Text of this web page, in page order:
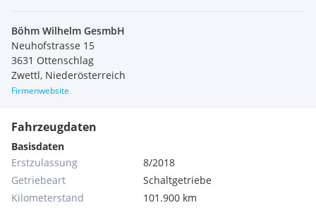
Böhm Wilhelm GesmbH
Neuhofstrasse 15
3631 Ottenschlag
Zwettl, Niederösterreich
Firmenwebsite
Fahrzeugdaten
Basisdaten
Erstzulassung
8/2018
Getriebeart
Schaltgetriebe
Kilometerstand
101.900 km